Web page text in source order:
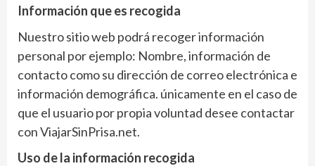
Información que es recogida
Nuestro sitio web podrá recoger información
personal por ejemplo: Nombre, información de
contacto como su dirección de correo electrónica e
información demográfica. únicamente en el caso de
que el usuario por propia voluntad desee contactar
con ViajarSinPrisa.net.
Uso de la información recogida